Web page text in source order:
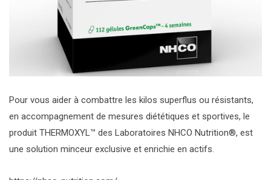
Pour vous aider à combattre les kilos superflus ou résistants,
en accompagnement de mesures diététiques et sportives, le
produit THERMOXYL™ des Laboratoires NHCO Nutrition®, est
une solution minceur exclusive et enrichie en actifs.